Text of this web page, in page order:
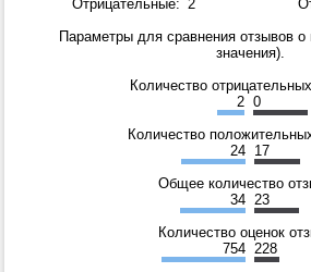
Отрицательные: 2
Параметры для сравнения отзывов
значения).
Количество
2 0
Количество
24 17
Общее количество
34 23
Количество оценок
754 228